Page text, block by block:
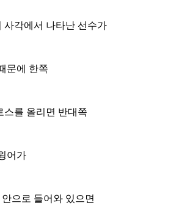
사각에서 나타난 선수가
문에 한쪽
스를 올리면 반대쪽
어가
으로 들어와 있으면